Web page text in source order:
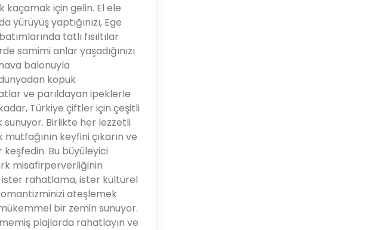
için gelin. El ele
yürüyüş yaptığınızı, Ege
tatlı fısıltılar
samimi anlar yaşadığınızı
balonuyla
kopuk
ve parıldayan ipeklerle
Türkiye çiftler için çeşitli
Birlikte her lezzetli
mutfağının keyfini çıkarın ve
keşfedin. Bu büyüleyici
misafirperverliğinin
ister rahatlama, ister kültürel
ateşlemek
bir zemin sunuyor.
plajlarda rahatlayın ve